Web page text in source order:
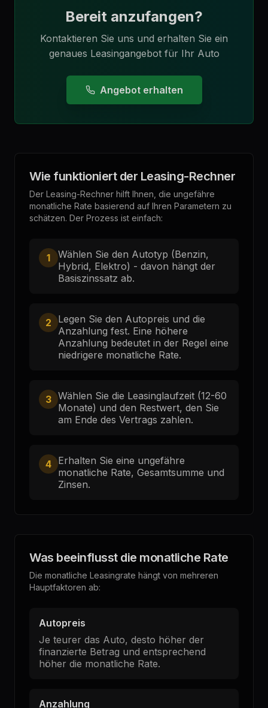
Bereit anzufangen?
Kontaktieren Sie uns und erhalten Sie ein
genaues Leasingangebot für Ihr Auto
Angebot erhalten
Wie funktioniert der Leasing-Rechner
Der Leasing-Rechner hilft Ihnen, die ungefähre
monatliche Rate basierend auf Ihren Parametern zu
schätzen. Der Prozess ist einfach:
1
Wählen Sie den Autotyp (Benzin,
Hybrid, Elektro) - davon hängt der
Basiszinssatz ab.
2
Legen Sie den Autopreis und die
Anzahlung fest. Eine höhere
Anzahlung bedeutet in der Regel eine
niedrigere monatliche Rate.
3 Wählen Sie die Leasinglaufzeit (12-60
Monate) und den Restwert, den Sie
am Ende des Vertrags zahlen.
4 Erhalten Sie eine ungefähre
monatliche Rate, Gesamtsumme und
Zinsen.
Was beeinflusst die monatliche Rate
Die monatliche Leasingrate hängt von mehreren
Hauptfaktoren ab:
Autopreis
Je teurer das Auto, desto höher der
finanzierte Betrag und entsprechend
höher die monatliche Rate.
Anzahlung